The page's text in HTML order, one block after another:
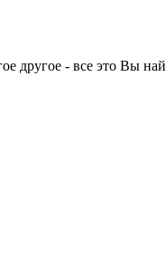
другое - все это Вы